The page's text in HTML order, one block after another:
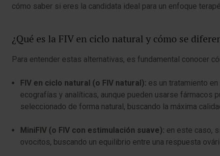
cómo saber si eres la candidata ideal para un enfoque
¿Qué es la FIV en ciclo natural y cómo se
Para entender estas alternativas, es fundamental conocer
FIV en ciclo natural (o FIV natural): es un tratamiento
ecografías y analíticas, aunque pueden usarse fármacos
seleccionado de forma natural, buscando la máxima
MiniFIV (o FIV con estimulación suave): en este caso,
ovocitos, buscando un equilibrio entre una respuesta